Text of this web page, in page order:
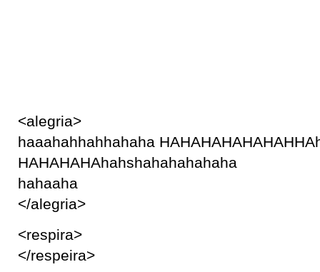
<alegria>
haaahahhahhahaha
HAHAHAHAhahshahahahahaha
hahaaha
</alegria>
<respira>
</respeira>